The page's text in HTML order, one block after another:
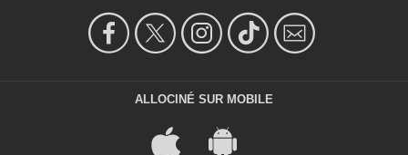
ALLOCINÉ SUR MOBILE